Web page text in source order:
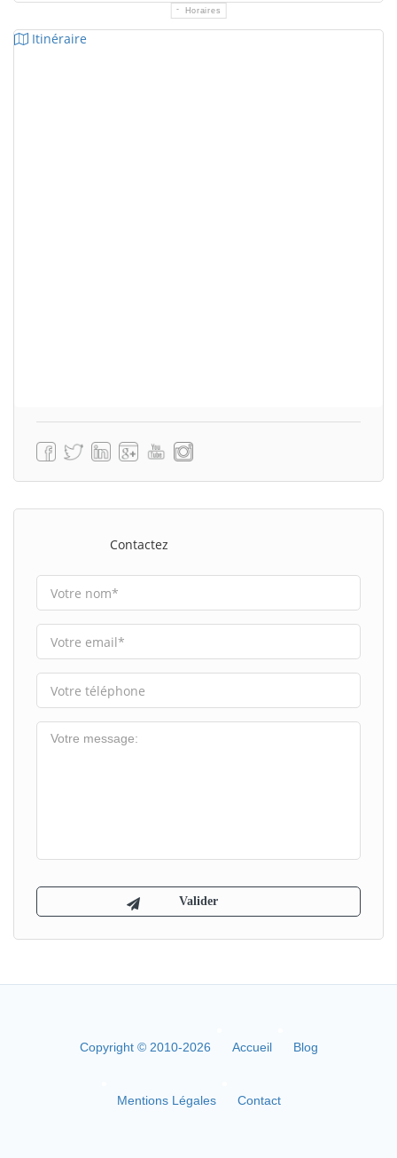
Horaires
Itinéraire
Contactez
Copyright © 2010-2026 Accueil Blog
Mentions Légales Contact